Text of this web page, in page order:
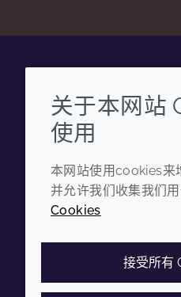
Wechat
企业
年度报告
可持续发展报告
关于本网站
使用
本网站使用cookies来
并允许我们收集我们
Cookies
接受所有